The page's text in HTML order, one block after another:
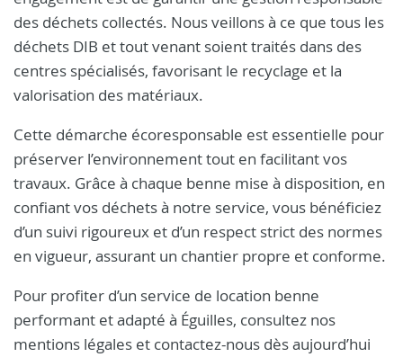
des déchets collectés. Nous veillons à ce que tous les
déchets DIB et tout venant soient traités dans des
centres spécialisés, favorisant le recyclage et la
valorisation des matériaux.
Cette démarche écoresponsable est essentielle pour
préserver l’environnement tout en facilitant vos
travaux. Grâce à chaque benne mise à disposition, en
confiant vos déchets à notre service, vous bénéficiez
d’un suivi rigoureux et d’un respect strict des normes
en vigueur, assurant un chantier propre et conforme.
Pour profiter d’un service de location benne
performant et adapté à Éguilles, consultez nos
mentions légales et contactez-nous dès aujourd’hui